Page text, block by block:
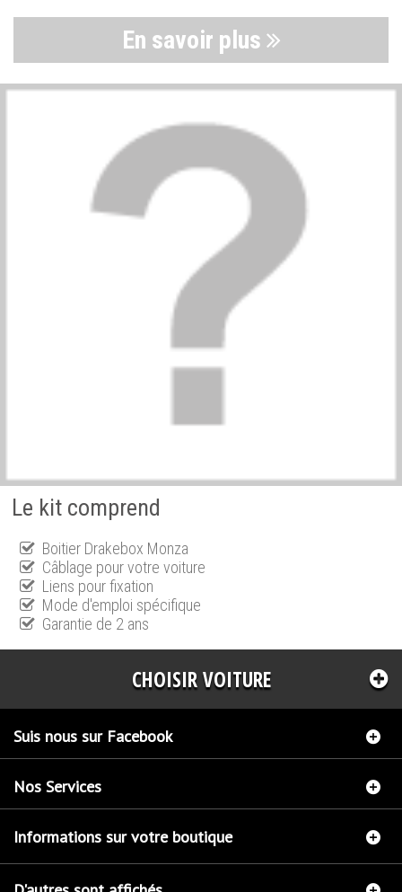
En savoir plus
Le kit comprend
Boitier Drakebox Monza
Câblage pour votre voiture
Liens pour fixation
Mode d'emploi spécifique
Garantie de 2 ans
CHOISIR VOITURE
Suis nous sur Facebook
Nos Services
Informations sur votre boutique